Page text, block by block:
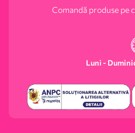
Comandă produse pe
Luni -